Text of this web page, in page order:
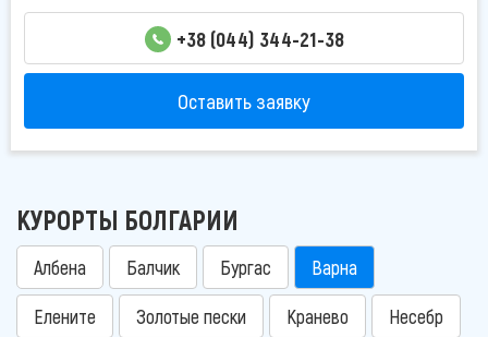
+38 (044) 344-21-38
Оставить заявку
КУРОРТЫ БОЛГАРИИ
Албена Балчик Бургас Варна
Елените Золотые пески Кранево Несебр